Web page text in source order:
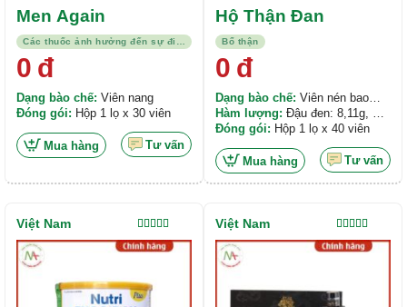
Men Again
0 đ
Dạng bào chế: Viên nang
Đóng gói: Hộp 1 lọ x 30 viên
Mua hàng Tư vấn
Bổ thận
Hộ Thận Đan
0 đ
Dạng bào chế: Viên nén bao
phim
Hàm lượng: Đậu đen: 8,11g, Hà
thủ ô: 3,09g, Cẩu tích: 2,1g,...
Đóng gói: Hộp 1 lọ x 40 viên
Mua hàng Tư vấn
Được xếp
hạng4.00
Việt Nam
Được xếp
hạng4.00
Việt Nam